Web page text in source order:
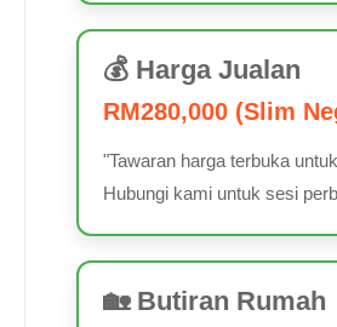
💰 Harga Jualan
RM280,000 (Slim
"Tawaran harga terbuka
Hubungi kami untuk sesi
🏡 Butiran Rumah